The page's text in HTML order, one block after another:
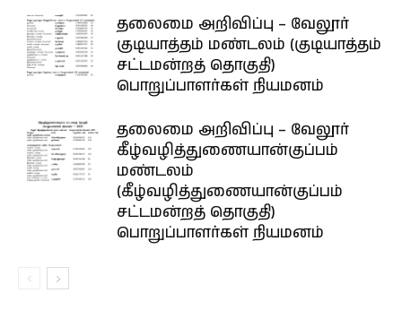
தலைமை அறிவிப்பு – வேலூர்
குடியாத்தம் மண்டலம் (குடியாத்தம்
சட்டமன்றத் தொகுதி)
பொறுப்பாளர்கள் நியமனம்
தலைமை அறிவிப்பு – வேலூர்
கீழ்வழித்துணையான்குப்பம்
மண்டலம்
(கீழ்வழித்துணையான்குப்பம்
சட்டமன்றத் தொகுதி)
பொறுப்பாளர்கள் நியமனம்